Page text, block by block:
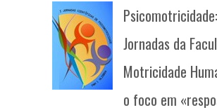
Psicomotricidade:
Jornadas da
Motricidade
o foco em